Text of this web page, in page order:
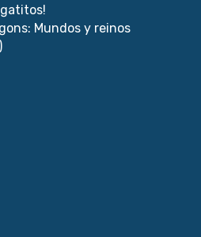
Mundos y reinos